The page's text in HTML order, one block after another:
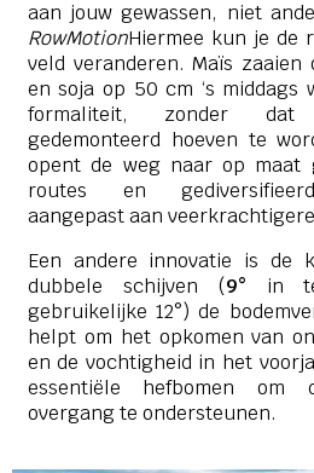
aan jouw gewassen, niet
RowMotionHiermee kun je de
veld veranderen. Maïs zaaien
en soja op 50 cm ‘s middags
formaliteit, zonder dat
gedemonteerd hoeven te
opent de weg naar op maat
routes en
aangepast aan
Een andere innovatie is de
dubbele schijven (9° in
gebruikelijke 12°) de
helpt om het opkomen van
en de vochtigheid in het
essentiële hefbomen om
overgang te ondersteunen.